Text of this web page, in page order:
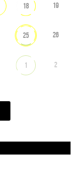
18 19
25 26
1 2